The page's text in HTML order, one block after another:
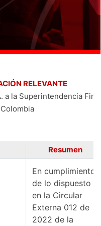
RELEVANTE
a la Superintendencia
Colombia
Resumen
En cumplimiento
de lo dispuesto
en la Circular
Externa 012 de
2022 de la